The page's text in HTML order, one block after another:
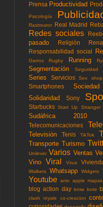
Prensa Productividad
Psicología
Rastreator Real Madrid
Redes sociales
pasado
Religión
Responsabilidad social
Garros
Rugby Running
Segmentación
Seguridad
Series Servicios Sex shop
Smartphones Sociedad
Solidaridad Sony
Starbucks Start Up Stranger
Sudáfrica 2010
Telecomunicaciones
Televisión Tenis TikTok
Transporte Turismo
Unilever Varios Ventas
Vino Viral Virus
Walkers Whatsapp Widgets
Youtube aniv apple mapas
blog action day bmw bote
clash royale co-creacion